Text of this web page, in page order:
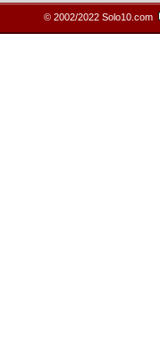
© 2002/2022 Solo10.com